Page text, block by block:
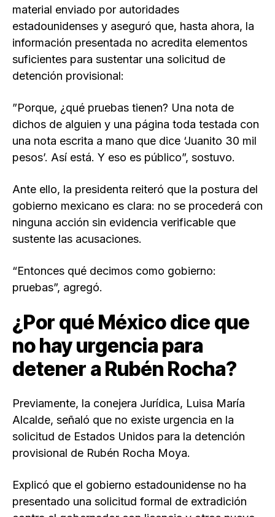
material enviado por autoridades
estadounidenses y aseguró que, hasta ahora, la
información presentada no acredita elementos
suficientes para sustentar una solicitud de
detención provisional:
”Porque, ¿qué pruebas tienen? Una nota de
dichos de alguien y una página toda testada con
una nota escrita a mano que dice ‘Juanito 30 mil
pesos’. Así está. Y eso es público”, sostuvo.
Ante ello, la presidenta reiteró que la postura del
gobierno mexicano es clara: no se procederá con
ninguna acción sin evidencia verificable que
sustente las acusaciones.
“Entonces qué decimos como gobierno:
pruebas”, agregó.
¿Por qué México dice que
no hay urgencia para
detener a Rubén Rocha?
Previamente, la conejera Jurídica, Luisa María
Alcalde, señaló que no existe urgencia en la
solicitud de Estados Unidos para la detención
provisional de Rubén Rocha Moya.
Explicó que el gobierno estadounidense no ha
presentado una solicitud formal de extradición